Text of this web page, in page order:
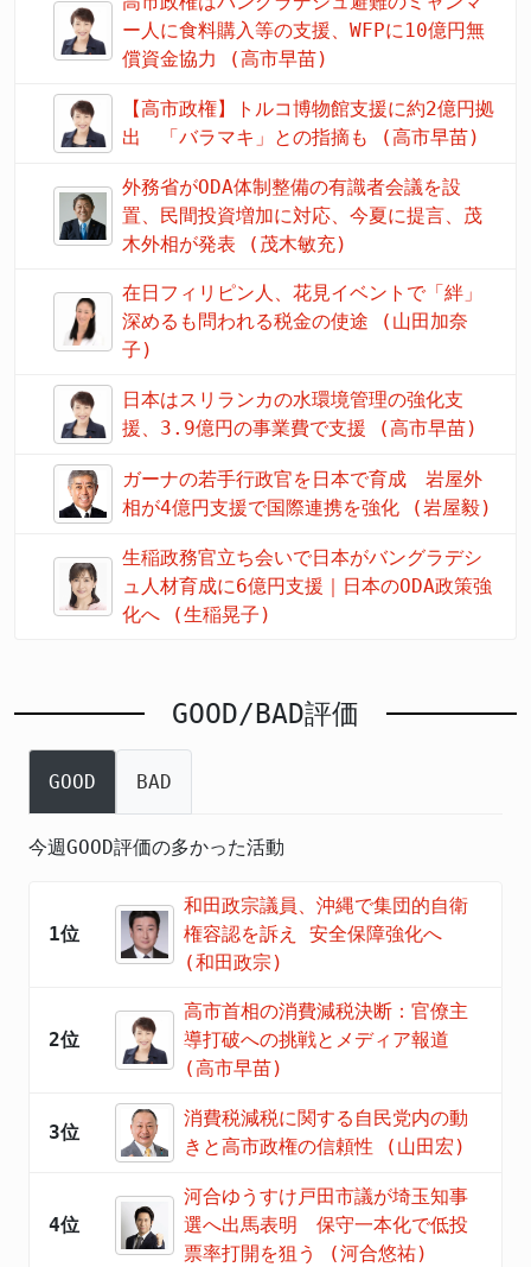
ー人に食料購入等の支援、WFPに10億円無
償資金協力 (高市早苗)
【高市政権】トルコ博物館支援に約2億円拠
出 「バラマキ」との指摘も (高市早苗)
外務省がODA体制整備の有識者会議を設
置、民間投資増加に対応、今夏に提言、茂
木外相が発表 (茂木敏充)
在日フィリピン人、花見イベントで「絆」
深めるも問われる税金の使途 (山田加奈
子)
日本はスリランカの水環境管理の強化支
援、3.9億円の事業費で支援 (高市早苗)
ガーナの若手行政官を日本で育成 岩屋外
相が4億円支援で国際連携を強化 (岩屋毅)
生稲政務官立ち会いで日本がバングラデシ
ュ人材育成に6億円支援｜日本のODA政策強
化へ (生稲晃子)
GOOD/BAD評価
GOOD BAD
今週GOOD評価の多かった活動
1位
和田政宗議員、沖縄で集団的自衛
権容認を訴え 安全保障強化へ
(和田政宗)
2位
高市首相の消費減税決断：官僚主
導打破への挑戦とメディア報道
(高市早苗)
3位
消費税減税に関する自民党内の動
きと高市政権の信頼性 (山田宏)
4位
河合ゆうすけ戸田市議が埼玉知事
選へ出馬表明 保守一本化で低投
票率打開を狙う (河合悠祐)